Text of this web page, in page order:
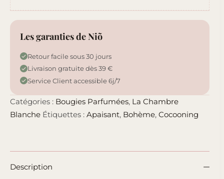
Les garanties de Niõ
Retour facile sous 30 jours
Livraison gratuite dès 39 €
Service Client accessible 6j/7
Catégories : Bougies Parfumées, La Chambre
Blanche Étiquettes : Apaisant, Bohème, Cocooning
Description